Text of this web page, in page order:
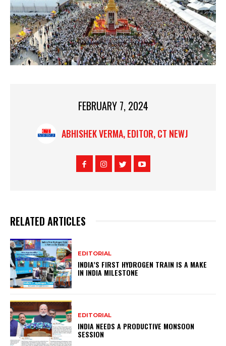
FEBRUARY 7, 2024
ABHISHEK VERMA, EDITOR, CT NEWJ
RELATED ARTICLES
EDITORIAL
INDIA’S FIRST HYDROGEN TRAIN IS A MAKE
IN INDIA MILESTONE
EDITORIAL
INDIA NEEDS A PRODUCTIVE MONSOON
SESSION